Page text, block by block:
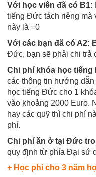
Với học viên đã có B1:
tiếng Đức tách riêng mà
này là =0
Với các bạn đã có A2:
Đức, bạn sẽ phải chi trả
Chi phí khóa học
các thông tin hướng
học tiếng Đức cho 1
vào khoảng 2000 Euro.
hay các quỹ thì chi phí
phí.
Chi phí ăn ở tại Đức
quy định từ phía Đại sứ
+ Học phí cho 3 năm